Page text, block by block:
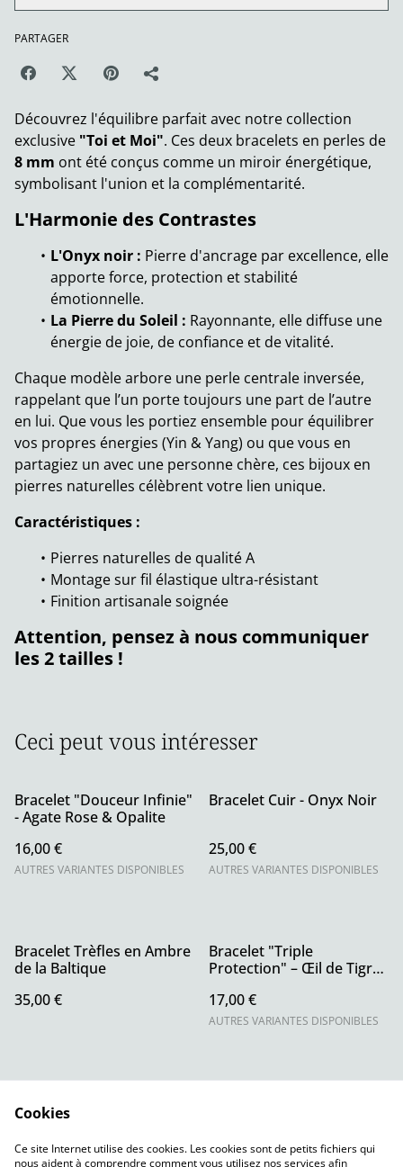
PARTAGER
Découvrez l'équilibre parfait avec notre collection
exclusive "Toi et Moi". Ces deux bracelets en perles de
8 mm ont été conçus comme un miroir énergétique,
symbolisant l'union et la complémentarité.
L'Harmonie des Contrastes
L'Onyx noir : Pierre d'ancrage par excellence, elle
apporte force, protection et stabilité
émotionnelle.
La Pierre du Soleil : Rayonnante, elle diffuse une
énergie de joie, de confiance et de vitalité.
Chaque modèle arbore une perle centrale inversée,
rappelant que l’un porte toujours une part de l’autre
en lui. Que vous les portiez ensemble pour équilibrer
vos propres énergies (Yin & Yang) ou que vous en
partagiez un avec une personne chère, ces bijoux en
pierres naturelles célèbrent votre lien unique.
Caractéristiques :
Pierres naturelles de qualité A
Montage sur fil élastique ultra-résistant
Finition artisanale soignée
Attention, pensez à nous communiquer
les 2 tailles !
Ceci peut vous intéresser
Bracelet "Douceur Infinie"
- Agate Rose & Opalite
16,00 €
AUTRES VARIANTES DISPONIBLES
Bracelet Cuir - Onyx Noir
25,00 €
AUTRES VARIANTES DISPONIBLES
Bracelet Trèfles en Ambre
de la Baltique
35,00 €
Bracelet "Triple
Protection" – Œil de Tigre,
17,00 €
AUTRES VARIANTES DISPONIBLES
Cookies
Ce site Internet utilise des cookies. Les cookies sont de petits fichiers qui
nous aident à comprendre comment vous utilisez nos services afin